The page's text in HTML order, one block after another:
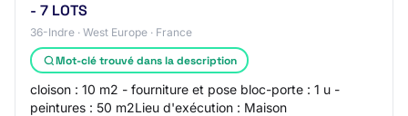
- 7 LOTS
36-Indre · West Europe · France
Mot-clé trouvé dans la description
cloison : 10 m2 - fourniture et pose bloc-porte : 1 u -
peintures : 50 m2Lieu d'exécution : Maison